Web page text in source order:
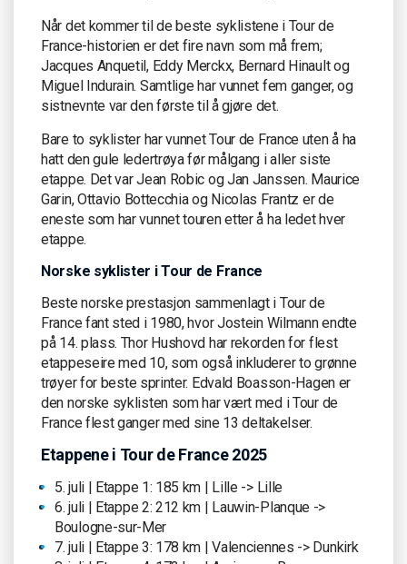
Når det kommer til de beste syklistene i Tour de
France-historien er det fire navn som må frem;
Jacques Anquetil, Eddy Merckx, Bernard Hinault og
Miguel Indurain. Samtlige har vunnet fem ganger, og
sistnevnte var den første til å gjøre det.
Bare to syklister har vunnet Tour de France uten å ha
hatt den gule ledertrøya før målgang i aller siste
etappe. Det var Jean Robic og Jan Janssen. Maurice
Garin, Ottavio Bottecchia og Nicolas Frantz er de
eneste som har vunnet touren etter å ha ledet hver
etappe.
Norske syklister i Tour de France
Beste norske prestasjon sammenlagt i Tour de
France fant sted i 1980, hvor Jostein Wilmann endte
på 14. plass. Thor Hushovd har rekorden for flest
etappeseire med 10, som også inkluderer to grønne
trøyer for beste sprinter. Edvald Boasson-Hagen er
den norske syklisten som har vært med i Tour de
France flest ganger med sine 13 deltakelser.
Etappene i Tour de France 2025
5. juli | Etappe 1: 185 km | Lille -> Lille
6. juli | Etappe 2: 212 km | Lauwin-Planque ->
Boulogne-sur-Mer
7. juli | Etappe 3: 178 km | Valenciennes -> Dunkirk